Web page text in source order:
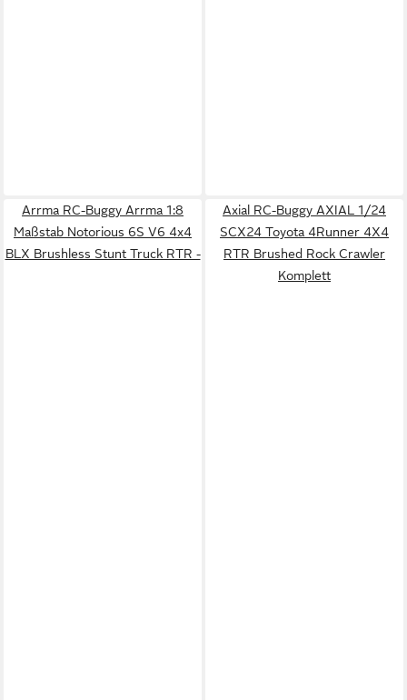
Arrma RC-Buggy Arrma 1:8
Maßstab Notorious 6S V6 4x4
BLX Brushless Stunt Truck RTR -
Axial RC-Buggy AXIAL 1/24
SCX24 Toyota 4Runner 4X4
RTR Brushed Rock Crawler
Komplett